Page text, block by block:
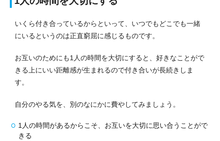
いくら付き合っているからといって、いつでもどこでも一緒
にいるというのは正直窮屈に感じるものです。
お互いのためにも1人の時間を大切にすると、好きなことがで
きる上にいい距離感が生まれるので付き合いが長続きしま
す。
自分のやる気を、別のなにかに費やしてみましょう。
1人の時間があるからこそ、お互いを大切に思い合うことがで
きる